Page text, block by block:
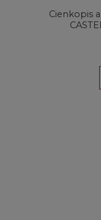
Cienkopis